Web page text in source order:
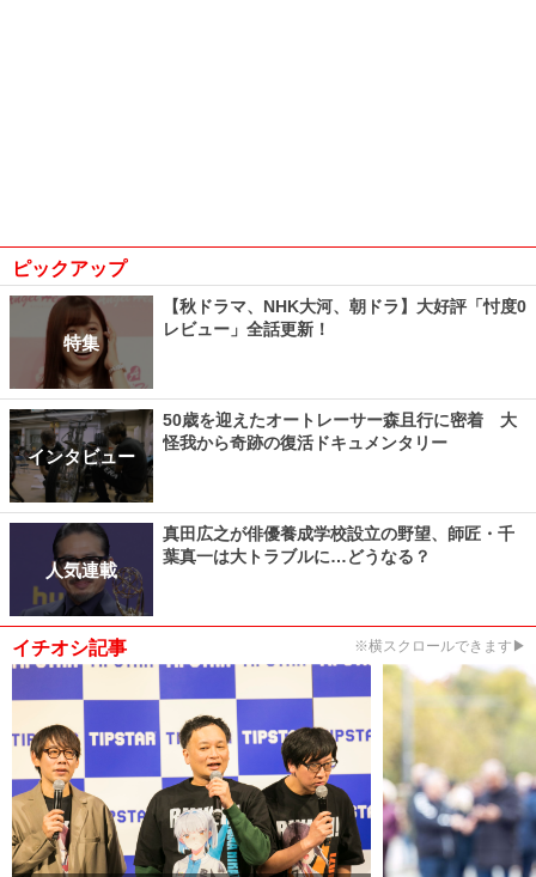
ピックアップ
特集
【秋ドラマ、NHK大河、朝ドラ】大好評「忖度0
レビュー」全話更新！
インタビュー
50歳を迎えたオートレーサー森且行に密着 大
怪我から奇跡の復活ドキュメンタリー
人気連載
真田広之が俳優養成学校設立の野望、師匠・千
葉真一は大トラブルに…どうなる？
イチオシ記事 ※横スクロールできます▶